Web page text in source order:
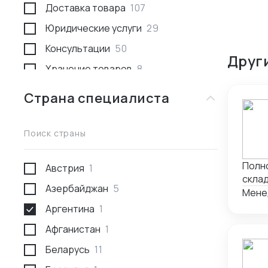
Доставка товара 107
Юридические услуги 29
Консультации 50
Хранение товаров 8
Проведение переговоров
Сотрудники за границей 9
Разработка и производство
Проверка поставщика
Участие в выставках
Анализ рынка
Консалтинг по интеллектуальной
собственности
Страна специалиста
Поиск страны
Австрия 1
Азербайджан 5
Аргентина 1
Афганистан 1
Беларусь 11